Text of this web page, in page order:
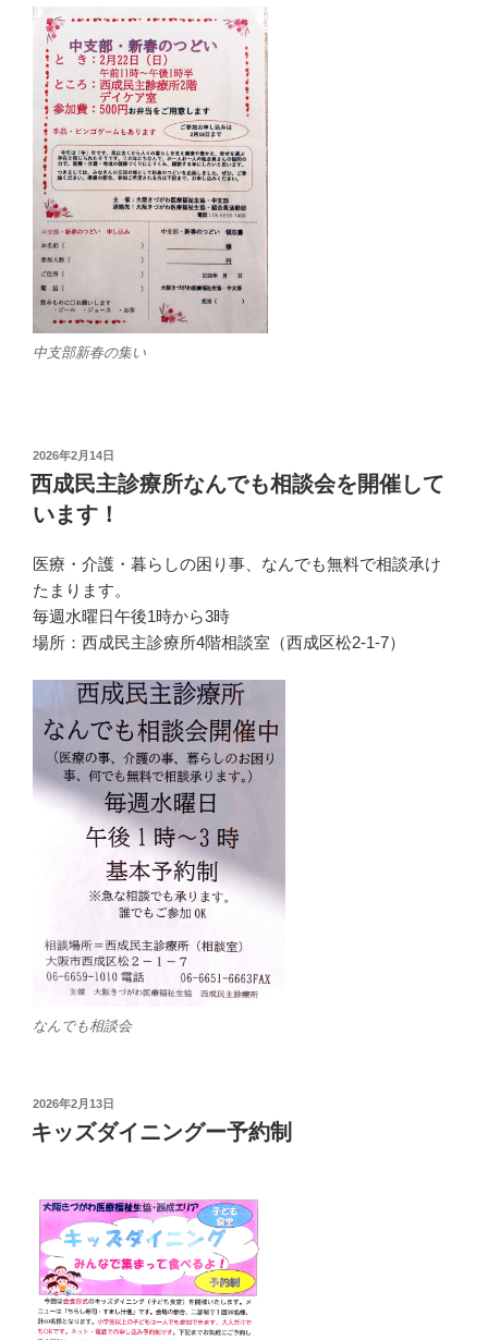
中支部新春の集い
投
稿
日:
2026年2月14日
西成民主診療所なんでも相談会を開催して
います！
医療・介護・暮らしの困り事、なんでも無料で相談承け
たまります。
毎週水曜日午後1時から3時
場所：西成民主診療所4階相談室（西成区松2-1-7）
なんでも相談会
投
稿
日:
2026年2月13日
キッズダイニングー予約制